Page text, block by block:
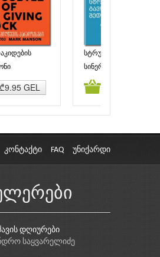
₾9.95 GEL
სტრუქტურის გავლენა
შედეგებზე
სინერჯი ჯგუფი
დამატება კალათაში
კონტაქტი FAQ უნიქარდი
დღიურები
საყვარელიძე